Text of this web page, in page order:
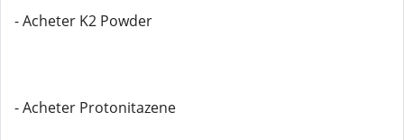
- Acheter K2 Powder
- Acheter Protonitazene